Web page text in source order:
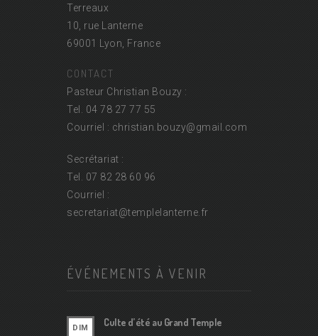
Terreaux
10, rue Lanterne
69001 Lyon, France
CONTACT
Pasteur Christian Bouzy :
Tel. 04 78 27 77 55
Courriel : christian.bouzy@gmail.com
Secrétariat :
Tel. 07 82 28 60 96
Courriel :
secretariat@templelanterne.fr
ÉVÉNEMENTS À VENIR
DIM Culte d’été au Grand Temple